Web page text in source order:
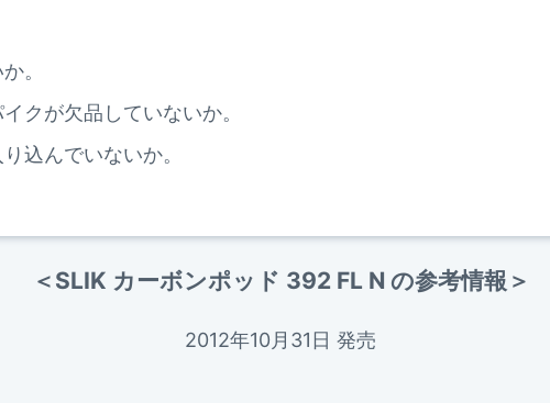
。
クが欠品していないか。
込んでいないか。
＜SLIK カーボンポッド 392 FL N の参考情報＞
2012年10月31日 発売